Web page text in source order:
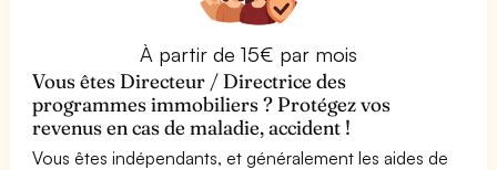
À partir de 15€ par mois
Vous êtes Directeur / Directrice des
programmes immobiliers ? Protégez vos
revenus en cas de maladie, accident !
Vous êtes indépendants, et généralement les aides de